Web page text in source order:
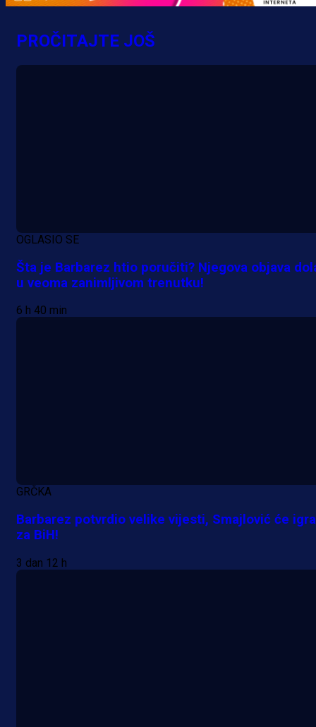
MrBit: Isprati kvalifikacije za
evropska takmičenja i preuzmi
bonus dobrodošlice!
PROČITAJTE JOŠ
OGLASIO SE
Šta je Barbarez htio poručiti? Njegova objava
u veoma zanimljivom trenutku!
6 h 40 min
GRČKA
Barbarez potvrdio velike vijesti, Smajlović će
za BiH!
3 dan 12 h